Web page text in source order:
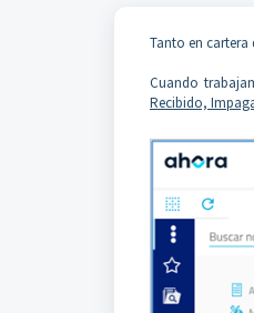
Tanto en cartera
Cuando
Recibido,